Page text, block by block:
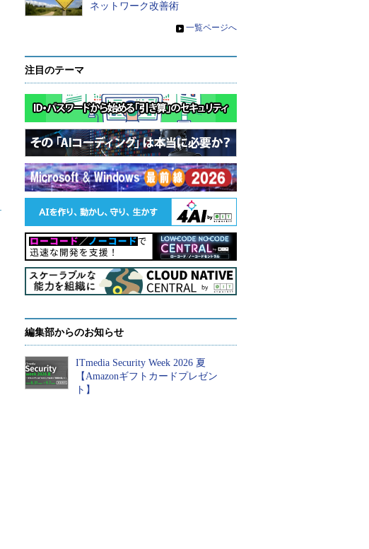
ネットワーク改善術
» 一覧ページへ
注目のテーマ
編集部からのお知らせ
ITmedia Security Week 2026 夏
【Amazonギフトカードプレゼン
ト】